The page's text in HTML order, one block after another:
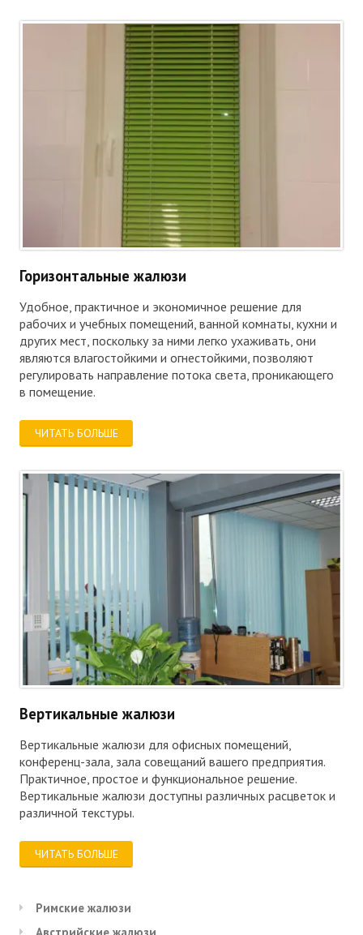
Римские жалюзи
Австрийские жалюзи
Горизонтальные жалюзи
Удобное, практичное и экономичное решение для
рабочих и учебных помещений, ванной комнаты, кухни и
других мест, поскольку за ними легко ухаживать, они
являются влагостойкими и огнестойкими, позволяют
регулировать направление потока света, проникающего
в помещение.
ЧИТАТЬ БОЛЬШЕ
Вертикальные жалюзи
Вертикальные жалюзи для офисных помещений,
конференц-зала, зала совещаний вашего предприятия.
Практичное, простое и функциональное решение.
Вертикальные жалюзи доступны различных расцветок и
различной текстуры.
ЧИТАТЬ БОЛЬШЕ